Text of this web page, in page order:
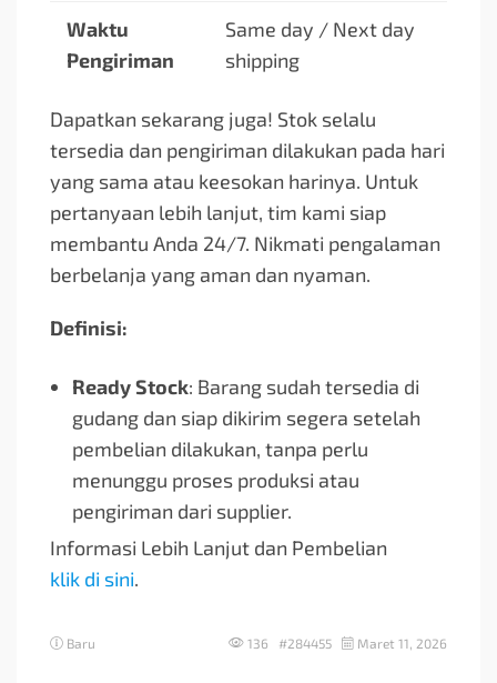
Waktu
Pengiriman
Same day / Next day
shipping
Dapatkan sekarang juga! Stok selalu
tersedia dan pengiriman dilakukan pada hari
yang sama atau keesokan harinya. Untuk
pertanyaan lebih lanjut, tim kami siap
membantu Anda 24/7. Nikmati pengalaman
berbelanja yang aman dan nyaman.
Definisi:
Ready Stock: Barang sudah tersedia di
gudang dan siap dikirim segera setelah
pembelian dilakukan, tanpa perlu
menunggu proses produksi atau
pengiriman dari supplier.
Informasi Lebih Lanjut dan Pembelian
klik di sini.
Baru 136 #284455 Maret 11, 2026